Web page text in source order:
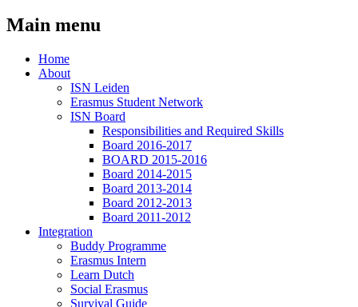
Main menu
Home
About
ISN Leiden
Erasmus Student Network
ISN Board
Responsibilities and Required Skills
Board 2016-2017
BOARD 2015-2016
Board 2014-2015
Board 2013-2014
Board 2012-2013
Board 2011-2012
Integration
Buddy Programme
Erasmus Intern
Learn Dutch
Social Erasmus
Survival Guide